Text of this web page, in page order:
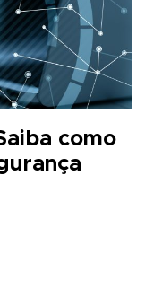
como